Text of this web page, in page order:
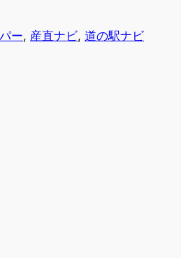
ー, 産直ナビ, 道の駅ナビ